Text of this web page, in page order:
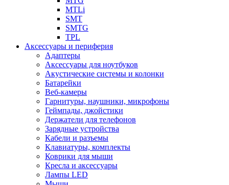
MTLi
SMT
SMTG
TPL
Аксессуары и периферия
Адаптеры
Аксессуары для ноутбуков
Акустические системы и колонки
Батарейки
Веб-камеры
Гарнитуры, наушники, микрофоны
Геймпады, джойстики
Держатели для телефонов
Зарядные устройства
Кабели и разъемы
Клавиатуры, комплекты
Коврики для мыши
Кресла и аксессуары
Лампы LED